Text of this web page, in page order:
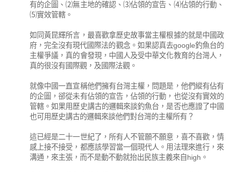
有的企圖、⑵無主地的確認、⑶佔領的宣告、⑷佔領的行動、
⑸實效管轄。
如同黃昆輝所言，最喜歡拿歷史故事當主權根據的就是中國政
府，完全沒有現代國際法的觀念。如果認真去google釣魚台的
主權爭議，真的會發現，中國人及受中華文化教育的台灣人，
真的很沒有國際觀，及國際法觀。
就像中國一直宣稱他們擁有台灣主權，問題是，他們縱有佔有
的企圖，郤從未有佔領的宣告，佔領的行動，也從沒有實效的
管轄。如果用歷史講古的邏輯來談釣魚台，是否也應證了中國
也可用歷史講古的邏輯來談他們對台灣的主權所有？
這已經是二十一世紀了，所有人不管願不願意，喜不喜歡，情
感上接不接受，都應該學習當一個現代人。用法理來進行，來
溝通，來主張，而不是動不動就抬出民族主義來自high。